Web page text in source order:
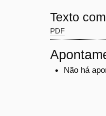
Texto
PDF
Não há